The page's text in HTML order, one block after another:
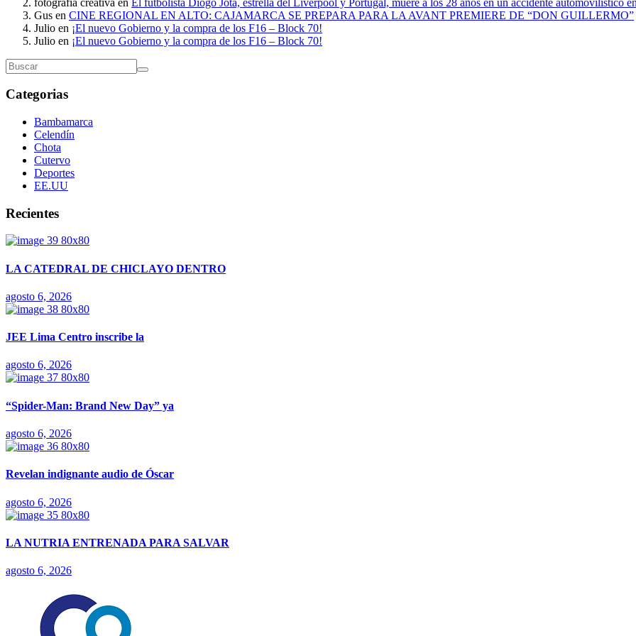
Gus en CINE REGIONAL EN ALTO: CAJAMARCA SE PREPARA PARA LA AVANT PREMIERE DE “DON GUILLERMO”
Julio en ¡El nuevo Gobierno y la compra de los F16 – Block 70!
Julio en ¡El nuevo Gobierno y la compra de los F16 – Block 70!
Categorias
Bambamarca
Celendín
Chota
Cutervo
Deportes
EE.UU
Recientes
LA CATEDRAL DE CHICLAYO DENTRO
agosto 6, 2026
JEE Lima Centro inscribe la
agosto 6, 2026
“Spider-Man: Brand New Day” ya
agosto 6, 2026
Revelan indignante audio de Óscar
agosto 6, 2026
LA NUTRIA ENTRENADA PARA SALVAR
agosto 6, 2026